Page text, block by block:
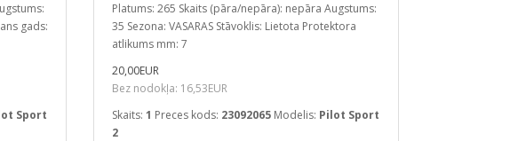
gads:
Sport
Platums: 265 Skaits (pāra/nepāra): nepāra Augstums:
35 Sezona: VASARAS Stāvoklis: Lietota Protektora
atlikums mm: 7
20,00EUR
Bez nodokļa: 16,53EUR
Skaits: 1 Preces kods: 23092065 Modelis: Pilot Sport
2